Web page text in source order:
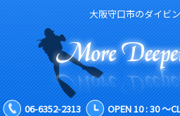
大阪守口市のダイビ
06-6352-2313
OPEN 10 : 30 ～